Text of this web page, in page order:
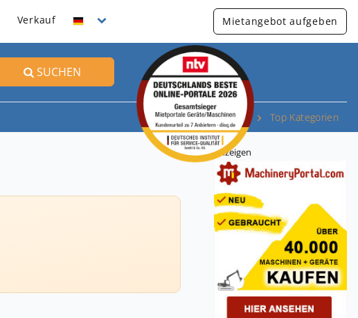
Verkauf Mietangebot aufgeben
SUCHEN
Top Kategorien
Anzeigen